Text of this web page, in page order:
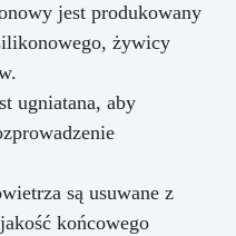
jest produkowany
żywicy
ugniatana, aby
są usuwane z
końcowego